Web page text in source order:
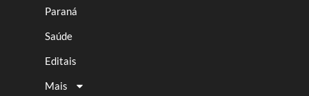
Paraná
Saúde
Editais
Mais